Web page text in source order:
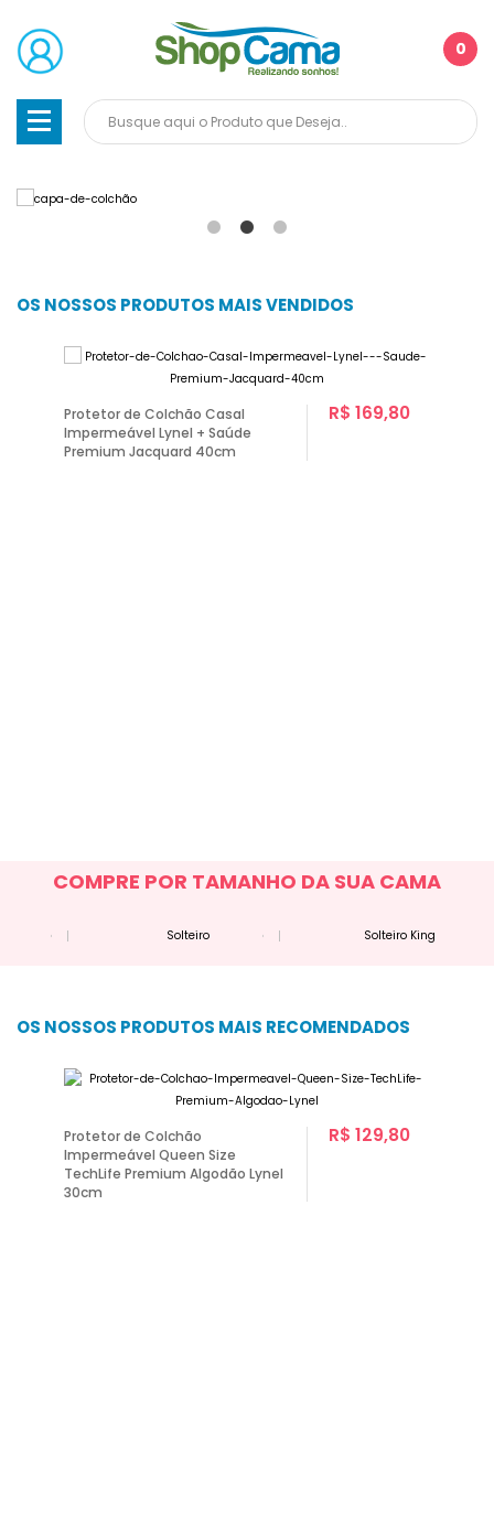
0
OS NOSSOS PRODUTOS MAIS VENDIDOS
Protetor de Colchão Casal
Impermeável Lynel + Saúde
Premium Jacquard 40cm
R$ 169,80
COMPRE POR TAMANHO DA SUA CAMA
OS NOSSOS PRODUTOS MAIS RECOMENDADOS
Protetor de Colchão
Impermeável Queen Size
TechLife Premium Algodão Lynel
30cm
R$ 129,80